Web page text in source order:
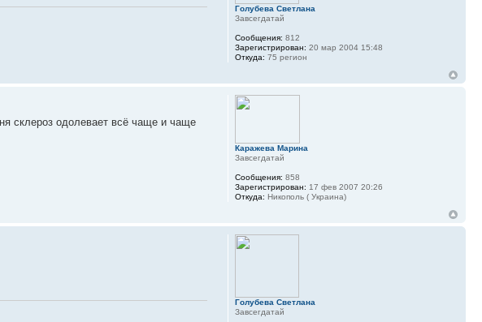
Голубева Светлана
Завсегдатай
Сообщения: 812
Зарегистрирован: 20 мар 2004 15:48
Откуда: 75 регион
склероз одолевает всё чаще и чаще
Каражева Марина
Завсегдатай
Сообщения: 858
Зарегистрирован: 17 фев 2007 20:26
Откуда: Никополь ( Украина)
Голубева Светлана
Завсегдатай